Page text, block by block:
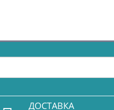
ДОСТАВКА